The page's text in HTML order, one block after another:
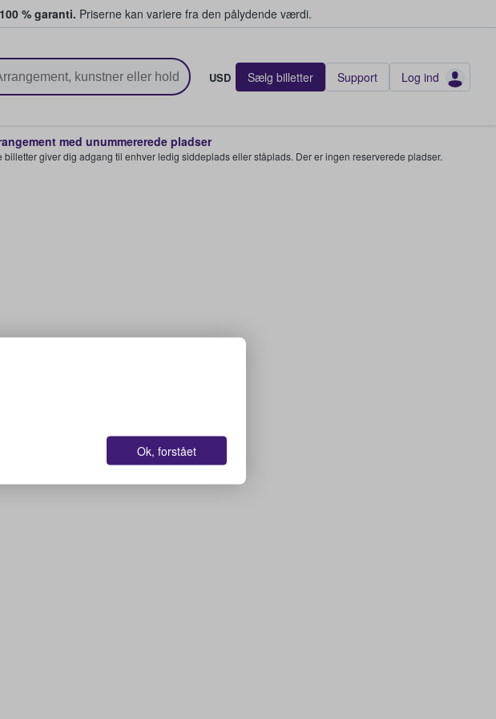
% garanti. Priserne kan variere fra den pålydende værdi.
USD Sælg billetter Support Log ind
med unummererede pladser
billetter giver dig adgang til enhver ledig siddeplads eller ståplads. Der er ingen reserverede pladser.
Ok, forstået